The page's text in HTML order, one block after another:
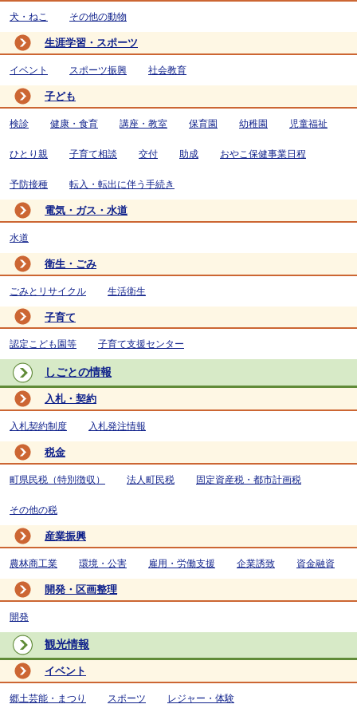
犬・ねこ その他の動物
生涯学習・スポーツ
イベント スポーツ振興 社会教育
子ども
検診 健康・食育 講座・教室 保育園 幼稚園 児童福祉
ひとり親 子育て相談 交付 助成 おやこ保健事業日程
予防接種 転入・転出に伴う手続き
電気・ガス・水道
水道
衛生・ごみ
ごみとリサイクル 生活衛生
子育て
認定こども園等 子育て支援センター
しごとの情報
入札・契約
入札契約制度 入札発注情報
税金
町県民税（特別徴収） 法人町民税 固定資産税・都市計画税
その他の税
産業振興
農林商工業 環境・公害 雇用・労働支援 企業誘致 資金融資
開発・区画整理
開発
観光情報
イベント
郷土芸能・まつり スポーツ レジャー・体験